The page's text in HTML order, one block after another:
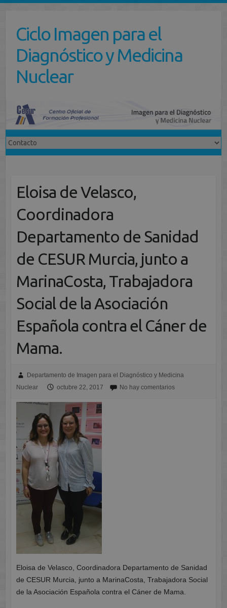
contenidoCiclo Imagen para el
Diagnóstico y Medicina
Nuclear
Eloisa de Velasco,
Coordinadora
Departamento de Sanidad
de CESUR Murcia, junto a
MarinaCosta, Trabajadora
Social de la Asociación
Española contra el Cáner de
Mama.
Departamento de Imagen para el Diagnóstico y Medicina
Nuclear
octubre 22, 2017 No hay comentarios
Eloisa de Velasco, Coordinadora Departamento de Sanidad
de CESUR Murcia, junto a MarinaCosta, Trabajadora Social
de la Asociación Española contra el Cáner de Mama.